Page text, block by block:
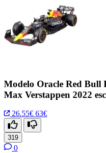
Modelo Oracle Red Bull
Max Verstappen 2022
26.55€ 63€
319
0